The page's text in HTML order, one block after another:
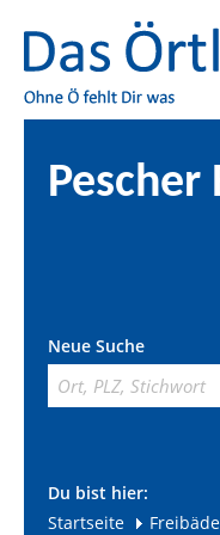
Pescher
Neue Suche
Du bist hier:
Startseite